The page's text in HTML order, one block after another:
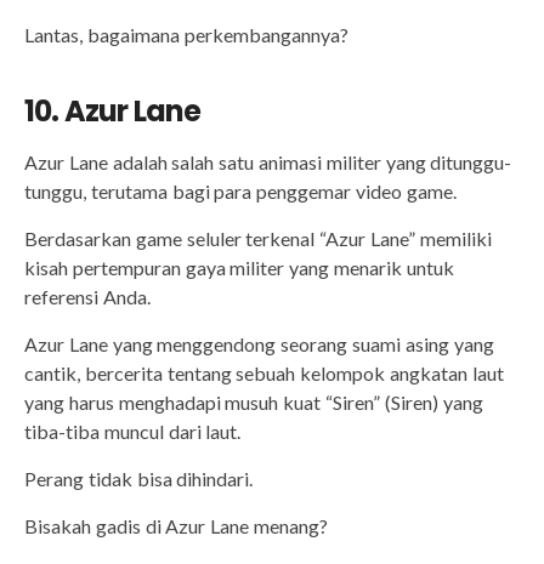
Lantas, bagaimana perkembangannya?
10. Azur Lane
Azur Lane adalah salah satu animasi militer yang ditunggu-
tunggu, terutama bagi para penggemar video game.
Berdasarkan game seluler terkenal “Azur Lane” memiliki
kisah pertempuran gaya militer yang menarik untuk
referensi Anda.
Azur Lane yang menggendong seorang suami asing yang
cantik, bercerita tentang sebuah kelompok angkatan laut
yang harus menghadapi musuh kuat “Siren” (Siren) yang
tiba-tiba muncul dari laut.
Perang tidak bisa dihindari.
Bisakah gadis di Azur Lane menang?